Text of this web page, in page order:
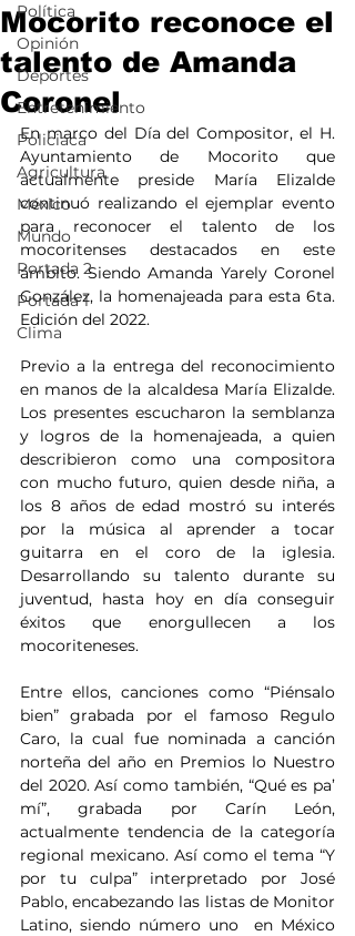
Política
Opinión
Deportes
Entretenimiento
Policiaca
Agricultura
México
Mundo
Portada 2
Portada 1
Clima
Mocorito reconoce el
talento de Amanda
Coronel
En marco del Día del Compositor, el H.
Ayuntamiento de Mocorito que
actualmente preside María Elizalde
continuó realizando el ejemplar evento
para reconocer el talento de los
mocoritenses destacados en este
ámbito. Siendo Amanda Yarely Coronel
González, la homenajeada para esta 6ta.
Edición del 2022.
Previo a la entrega del reconocimiento
en manos de la alcaldesa María Elizalde.
Los presentes escucharon la semblanza
y logros de la homenajeada, a quien
describieron como una compositora
con mucho futuro, quien desde niña, a
los 8 años de edad mostró su interés
por la música al aprender a tocar
guitarra en el coro de la iglesia.
Desarrollando su talento durante su
juventud, hasta hoy en día conseguir
éxitos que enorgullecen a los
mocoriteneses.
Entre ellos, canciones como “Piénsalo
bien” grabada por el famoso Regulo
Caro, la cual fue nominada a canción
norteña del año en Premios lo Nuestro
del 2020. Así como también, “Qué es pa’
mí”, grabada por Carín León,
actualmente tendencia de la categoría
regional mexicano. Así como el tema “Y
por tu culpa” interpretado por José
Pablo, encabezando las listas de Monitor
Latino, siendo número uno  en México